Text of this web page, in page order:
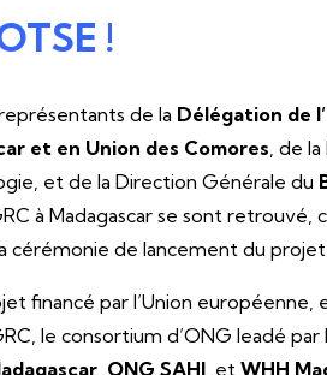
!
de la Délégation de
et en Union des Comores, de
et de la Direction Générale du
à Madagascar se sont retrouvé,
cérémonie de lancement du projet
financé par l’Union européenne,
le consortium d’ONG leadé par
, ONG SAHI, et WHH